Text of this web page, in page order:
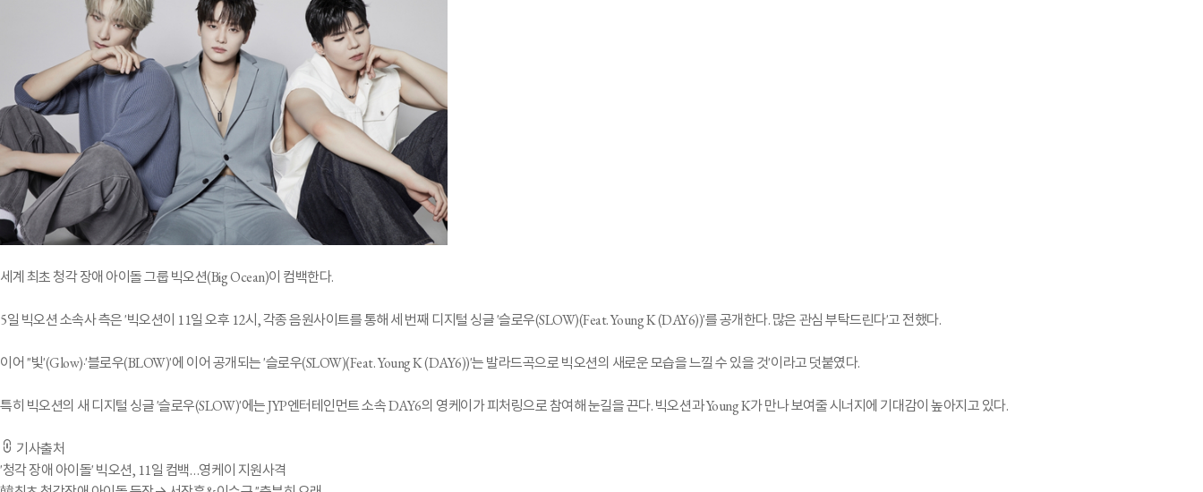
세계 최초 청각 장애 아이돌 그룹 빅오션(Big Ocean)이 컴백한다.
5일 빅오션 소속사 측은 '빅오션이 11일 오후 12시, 각종 음원사이트를 통해 세 번째 디지털 싱글 '슬로우(SLOW)(Feat. Young K (DAY6))'를 공개한다. 많은 관심 부탁드린다'고 전했다.
이어 ''빛'(Glow)·'블로우(BLOW)'에 이어 공개되는 '슬로우(SLOW)(Feat. Young K (DAY6))'는 발라드곡으로 빅오션의 새로운 모습을 느낄 수 있을 것'이라고 덧붙였다.
특히 빅오션의 새 디지털 싱글 '슬로우(SLOW)'에는 JYP엔터테인먼트 소속 DAY6의 영케이가 피처링으로 참여해 눈길을 끈다. 빅오션과 Young K가 만나 보여줄 시너지에 기대감이 높아지고 있다.
기사출처
'청각 장애 아이돌' 빅오션, 11일 컴백…영케이 지원사격